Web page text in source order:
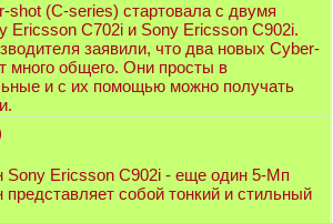
shot (C-series) стартовала с двумя
Ericsson C702i и Sony Ericsson C902i.
заявили, что два новых Cyber-
много общего. Они просты в
и с их помощью можно получать
Ericsson С902i - еще один 5-Мп
собой тонкий и стильный